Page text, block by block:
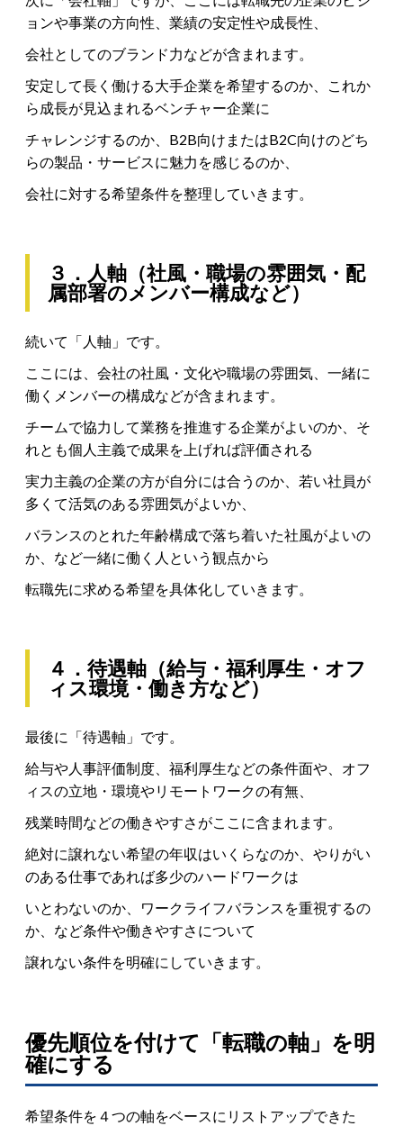
ョンや事業の方向性、業績の安定性や成長性、
会社としてのブランド力などが含まれます。
安定して長く働ける大手企業を希望するのか、これか
ら成長が見込まれるベンチャー企業に
チャレンジするのか、B2B向けまたはB2C向けのどち
らの製品・サービスに魅力を感じるのか、
会社に対する希望条件を整理していきます。
３．人軸（社風・職場の雰囲気・配
属部署のメンバー構成など）
続いて「人軸」です。
ここには、会社の社風・文化や職場の雰囲気、一緒に
働くメンバーの構成などが含まれます。
チームで協力して業務を推進する企業がよいのか、そ
れとも個人主義で成果を上げれば評価される
実力主義の企業の方が自分には合うのか、若い社員が
多くて活気のある雰囲気がよいか、
バランスのとれた年齢構成で落ち着いた社風がよいの
か、など一緒に働く人という観点から
転職先に求める希望を具体化していきます。
４．待遇軸（給与・福利厚生・オフ
ィス環境・働き方など）
最後に「待遇軸」です。
給与や人事評価制度、福利厚生などの条件面や、オフ
ィスの立地・環境やリモートワークの有無、
残業時間などの働きやすさがここに含まれます。
絶対に譲れない希望の年収はいくらなのか、やりがい
のある仕事であれば多少のハードワークは
いとわないのか、ワークライフバランスを重視するの
か、など条件や働きやすさについて
譲れない条件を明確にしていきます。
優先順位を付けて「転職の軸」を明
確にする
希望条件を４つの軸をベースにリストアップできた